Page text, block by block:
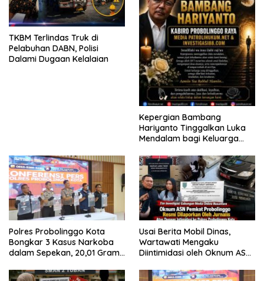
TKBM Terlindas Truk di
Pelabuhan DABN, Polisi
Dalami Dugaan Kelalaian
Kepergian Bambang
Hariyanto Tinggalkan Luka
Mendalam bagi Keluarga
Polres Probolinggo Kota
Bongkar 3 Kasus Narkoba
dalam Sepekan, 20,01 Gram
Usai Berita Mobil Dinas,
Wartawati Mengaku
Diintimidasi oleh Oknum ASN
Tempuh Jalur Hukum